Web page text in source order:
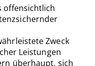
offensichtlich
Zweck
Leistungen
überhaupt, sich